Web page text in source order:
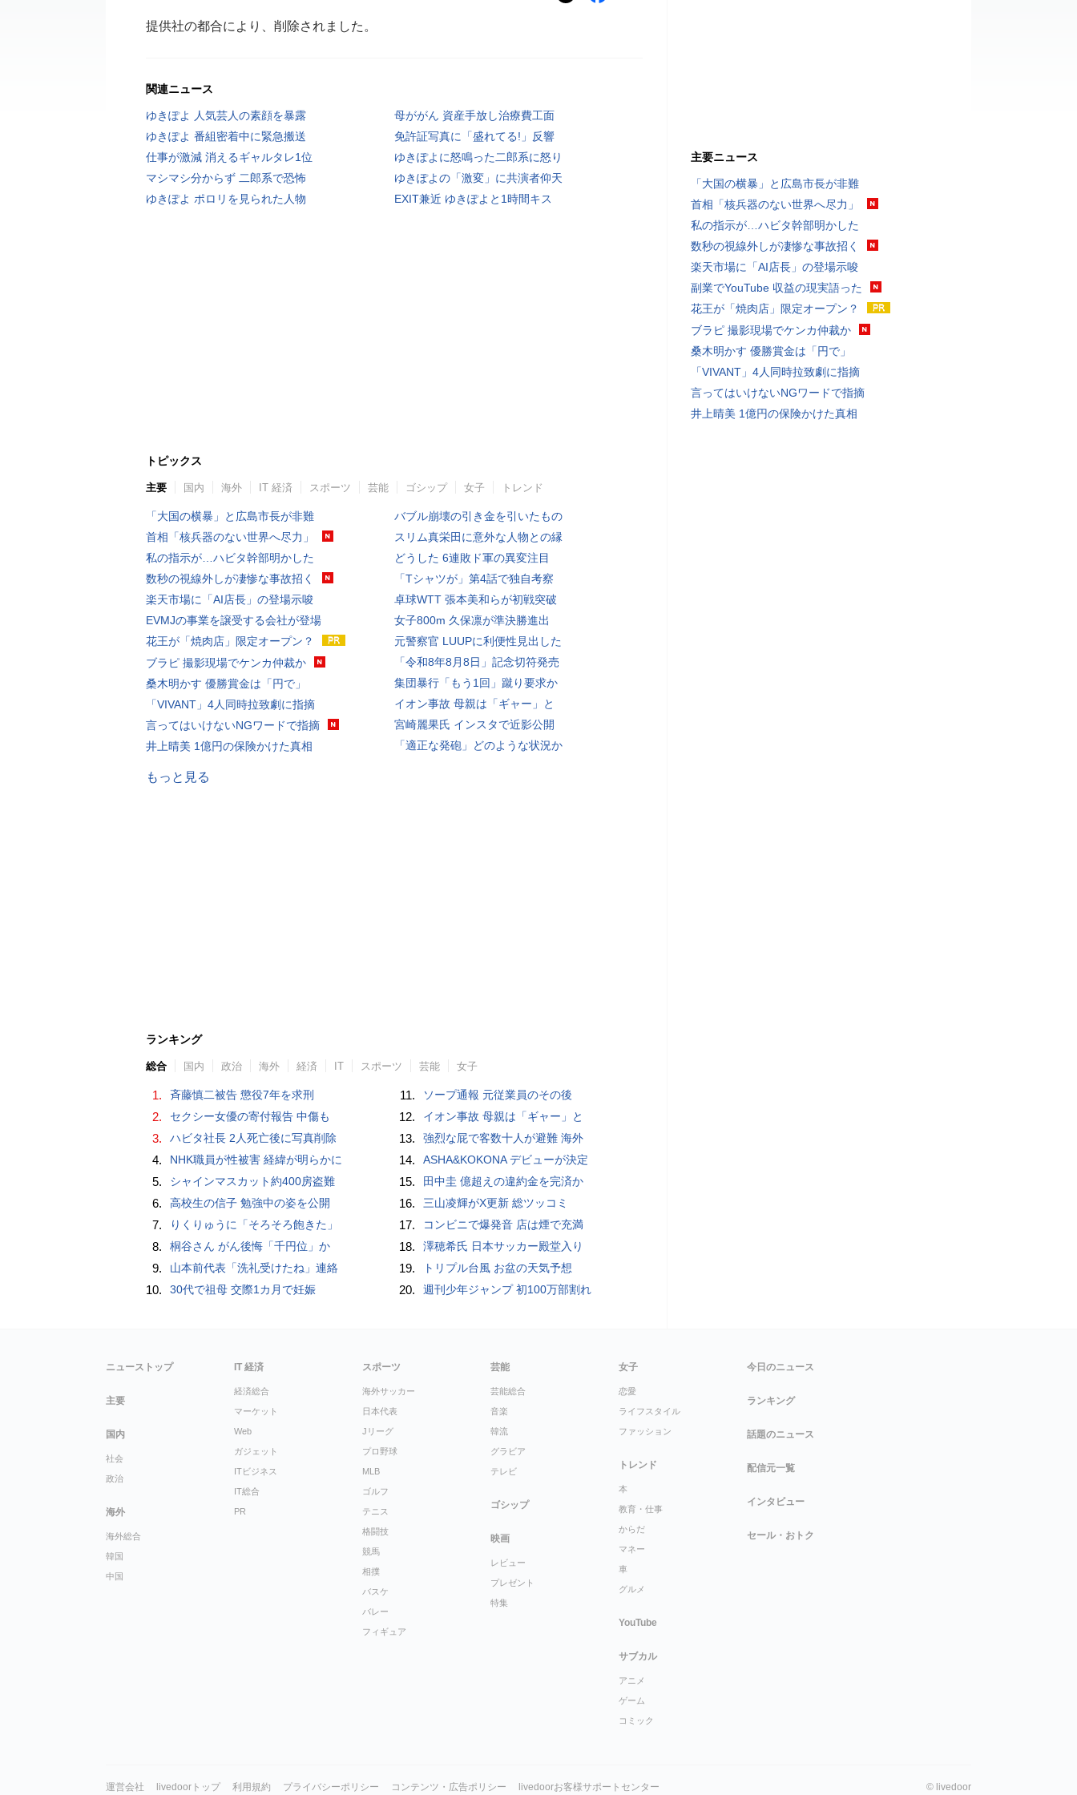
提供社の都合により、削除されました。
関連ニュース
ゆきぽよ 人気芸人の素顔を暴露
母ががん 資産手放し治療費工面
ゆきぽよ 番組密着中に緊急搬送
免許証写真に「盛れてる!」反響
仕事が激減 消えるギャルタレ1位
ゆきぽよに怒鳴った二郎系に怒り
マシマシ分からず 二郎系で恐怖
ゆきぽよの「激変」に共演者仰天
ゆきぽよ ポロリを見られた人物
EXIT兼近 ゆきぽよと1時間キス
トピックス
主要 国内 海外 IT 経済 スポーツ 芸能 ゴシップ 女子 トレンド
「大国の横暴」と広島市長が非難
首相「核兵器のない世界へ尽力」
私の指示が…ハビタ幹部明かした
数秒の視線外しが凄惨な事故招く
楽天市場に「AI店長」の登場示唆
EVMJの事業を譲受する会社が登場
花王が「焼肉店」限定オープン？
ブラピ 撮影現場でケンカ仲裁か
桑木明かす 優勝賞金は「円で」
「VIVANT」4人同時拉致劇に指摘
言ってはいけないNGワードで指摘
井上晴美 1億円の保険かけた真相
バブル崩壊の引き金を引いたもの
スリム真栄田に意外な人物との縁
どうした 6連敗ド軍の異変注目
「Tシャツが」第4話で独自考察
卓球WTT 張本美和らが初戦突破
女子800m 久保凛が準決勝進出
元警察官 LUUPに利便性見出した
「令和8年8月8日」記念切符発売
集団暴行「もう1回」蹴り要求か
イオン事故 母親は「ギャー」と
宮崎麗果氏 インスタで近影公開
「適正な発砲」どのような状況か
もっと見る
ランキング
総合 国内 政治 海外 経済 IT スポーツ 芸能 女子
1. 斉藤慎二被告 懲役7年を求刑
2. セクシー女優の寄付報告 中傷も
3. ハビタ社長 2人死亡後に写真削除
4. NHK職員が性被害 経緯が明らかに
5. シャインマスカット約400房盗難
6. 高校生の信子 勉強中の姿を公開
7. りくりゅうに「そろそろ飽きた」
8. 桐谷さん がん後悔「千円位」か
9. 山本前代表「洗礼受けたね」連絡
10. 30代で祖母 交際1カ月で妊娠
11. ソープ通報 元従業員のその後
12. イオン事故 母親は「ギャー」と
13. 強烈な屁で客数十人が避難 海外
14. ASHA&KOKONA デビューが決定
15. 田中圭 億超えの違約金を完済か
16. 三山凌輝がX更新 総ツッコミ
17. コンビニで爆発音 店は煙で充満
18. 澤穂希氏 日本サッカー殿堂入り
19. トリプル台風 お盆の天気予想
20. 週刊少年ジャンプ 初100万部割れ
主要ニュース
「大国の横暴」と広島市長が非難
首相「核兵器のない世界へ尽力」
私の指示が…ハビタ幹部明かした
数秒の視線外しが凄惨な事故招く
楽天市場に「AI店長」の登場示唆
副業でYouTube 収益の現実語った
花王が「焼肉店」限定オープン？
ブラピ 撮影現場でケンカ仲裁か
桑木明かす 優勝賞金は「円で」
「VIVANT」4人同時拉致劇に指摘
言ってはいけないNGワードで指摘
井上晴美 1億円の保険かけた真相
ニューストップ
主要
国内
社会
政治
海外
海外総合
韓国
中国
IT 経済
経済総合
マーケット
Web
ガジェット
ITビジネス
IT総合
PR
スポーツ
海外サッカー
日本代表
Jリーグ
プロ野球
MLB
ゴルフ
テニス
格闘技
競馬
相撲
バスケ
バレー
フィギュア
芸能
芸能総合
音楽
韓流
グラビア
テレビ
ゴシップ
映画
レビュー
プレゼント
特集
女子
恋愛
ライフスタイル
ファッション
トレンド
本
教育・仕事
からだ
マネー
車
グルメ
YouTube
サブカル
アニメ
ゲーム
コミック
今日のニュース
ランキング
話題のニュース
配信元一覧
インタビュー
セール・おトク
運営会社 livedoorトップ 利用規約 プライバシーポリシー コンテンツ・広告ポリシー livedoorお客様サポートセンター © livedoor